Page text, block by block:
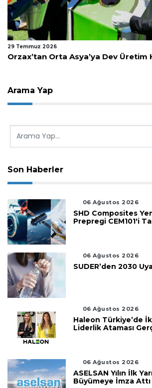
29 Temmuz 2026
Orzax’tan Orta Asya’ya Dev Üretim
Arama Yap
Son Haberler
06 Ağustos 2026
SHD Composites
Prepregi CEM101'i
06 Ağustos 2026
SUDER’den 2030
06 Ağustos 2026
Haleon Türkiye’de
Liderlik Ataması
06 Ağustos 2026
ASELSAN Yılın İlk
Büyümeye İmza Attı